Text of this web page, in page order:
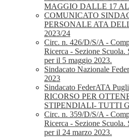
MAGGIO DALLE 17
COMUNICATO
PERSONALE ATA
2023/24
Circ. n. 426/D/S/A -
Ricerca - Sezione
per il 5 maggio 2023.
Sindacato Nazionale
2023
Sindacato FederATA
RICORSO PER
STIPENDIALI- TUTTI
Circ. n. 359/D/S/A -
Ricerca - Sezione
per il 24 marzo 2023.